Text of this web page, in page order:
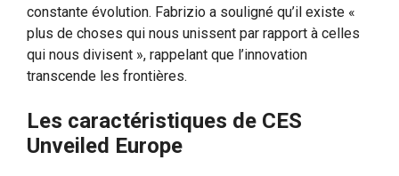
constante évolution. Fabrizio a souligné qu’il existe «
plus de choses qui nous unissent par rapport à celles
qui nous divisent », rappelant que l’innovation
transcende les frontières.
Les caractéristiques de CES
Unveiled Europe